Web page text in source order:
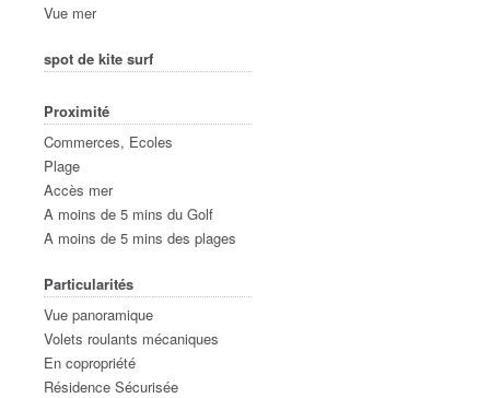
Vue mer
spot de kite surf
Proximité
Commerces, Ecoles
Plage
Accès mer
A moins de 5 mins du Golf
A moins de 5 mins des plages
Particularités
Vue panoramique
Volets roulants mécaniques
En copropriété
Résidence Sécurisée